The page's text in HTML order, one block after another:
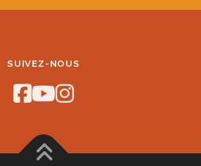
SUIVEZ-NOUS